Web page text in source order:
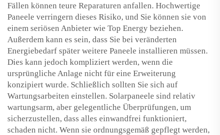
Fällen können teure Reparaturen anfallen. Hochwertige
Paneele verringern dieses Risiko, und Sie können sie von
einem seriösen Anbieter wie Top Energy beziehen.
Außerdem kann es sein, dass Sie bei veränderten
Energiebedarf später weitere Paneele installieren müssen.
Dies kann jedoch kompliziert werden, wenn die
ursprüngliche Anlage nicht für eine Erweiterung
konzipiert wurde. Schließlich sollten Sie sich auf
Wartungsarbeiten einstellen. Solarpaneele sind relativ
wartungsarm, aber gelegentliche Überprüfungen, um
sicherzustellen, dass alles einwandfrei funktioniert,
schaden nicht. Wenn sie ordnungsgemäß gepflegt werden,